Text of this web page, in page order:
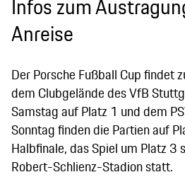
Infos zum
Anreise
Der Porsche Fußball Cup findet
dem Clubgelände des VfB
Samstag auf Platz 1 und dem
Sonntag finden die Partien auf
Halbfinale, das Spiel um Platz 3
Robert-Schlienz-Stadion statt.